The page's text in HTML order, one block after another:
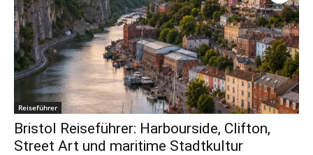
Reiseführer
Bristol Reiseführer: Harbourside, Clifton,
Street Art und maritime Stadtkultur